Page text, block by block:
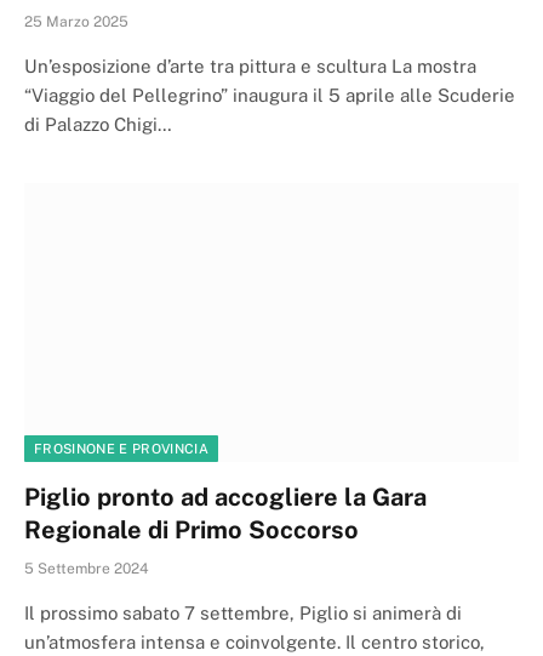
25 Marzo 2025
Un’esposizione d’arte tra pittura e scultura La mostra
“Viaggio del Pellegrino” inaugura il 5 aprile alle Scuderie
di Palazzo Chigi…
FROSINONE E PROVINCIA
Piglio pronto ad accogliere la Gara
Regionale di Primo Soccorso
5 Settembre 2024
Il prossimo sabato 7 settembre, Piglio si animerà di
un’atmosfera intensa e coinvolgente. Il centro storico,